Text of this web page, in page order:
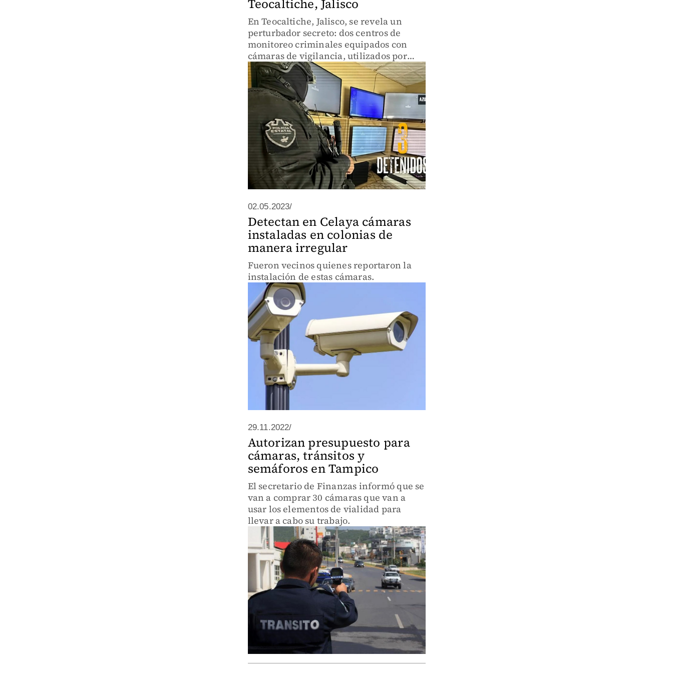
Teocaltiche, Jalisco
En Teocaltiche, Jalisco, se revela un
perturbador secreto: dos centros de
monitoreo criminales equipados con
cámaras de vigilancia, utilizados por
delincuentes para controlar 36 puntos
estratégicos del municipio.
02.05.2023/
Detectan en Celaya cámaras
instaladas en colonias de
manera irregular
Fueron vecinos quienes reportaron la
instalación de estas cámaras.
29.11.2022/
Autorizan presupuesto para
cámaras, tránsitos y
semáforos en Tampico
El secretario de Finanzas informó que se
van a comprar 30 cámaras que van a
usar los elementos de vialidad para
llevar a cabo su trabajo.